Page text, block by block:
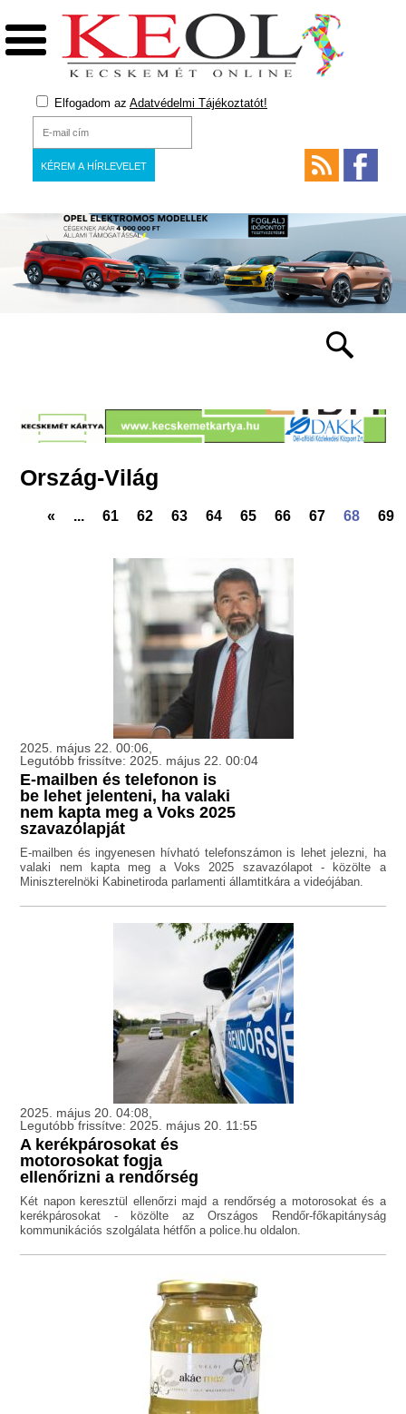
Elfogadom az Adatvédelmi Tájékoztatót!
Ország-Világ
« ... 61 62 63 64 65 66 67 68 69
2025. május 22. 00:06,
Legutóbb frissítve: 2025. május 22. 00:04
E-mailben és telefonon is
be lehet jelenteni, ha valaki
nem kapta meg a Voks 2025
szavazólapját
E-mailben és ingyenesen hívható telefonszámon is lehet jelezni, ha
valaki nem kapta meg a Voks 2025 szavazólapot - közölte a
Miniszterelnöki Kabinetiroda parlamenti államtitkára a videójában.
2025. május 20. 04:08,
Legutóbb frissítve: 2025. május 20. 11:55
A kerékpárosokat és
motorosokat fogja
ellenőrizni a rendőrség
Két napon keresztül ellenőrzi majd a rendőrség a motorosokat és a
kerékpárosokat - közölte az Országos Rendőr-főkapitányság
kommunikációs szolgálata hétfőn a police.hu oldalon.